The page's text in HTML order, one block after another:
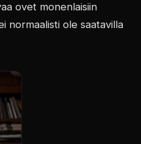
ovet monenlaisiin
normaalisti ole saatavilla